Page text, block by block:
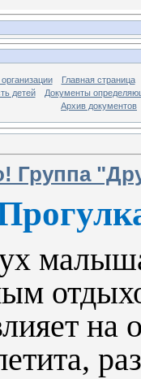
Главная страница
детей
Документы
Архив документов
Группа
на